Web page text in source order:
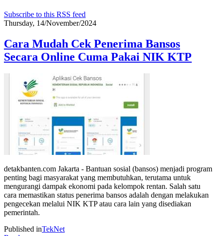
Subscribe to this RSS feed
Thursday, 14/November/2024
Cara Mudah Cek Penerima Bansos
Secara Online Cuma Pakai NIK KTP
detakbanten.com Jakarta - Bantuan sosial (bansos) menjadi program
penting bagi masyarakat yang membutuhkan, terutama untuk
mengurangi dampak ekonomi pada kelompok rentan. Salah satu
cara memastikan status penerima bansos adalah dengan melakukan
pengecekan melalui NIK KTP atau cara lain yang disediakan
pemerintah.
Published inTekNet